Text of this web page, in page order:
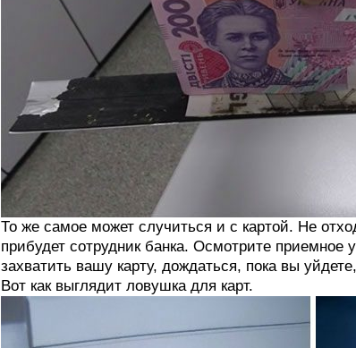
То же самое может случиться и с картой. Не
прибудет сотрудник банка. Осмотрите приемное
захватить вашу карту, дождаться, пока вы
Вот как выглядит ловушка для карт.